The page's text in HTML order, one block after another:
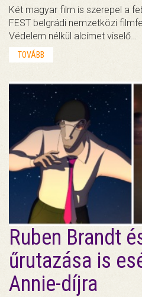
Két magyar film is szerepel a
FEST belgrádi nemzetközi
Védelem nélkül alcímet viselő…
TOVÁBB
Ruben Brandt
űrutazása is
Annie-díjra